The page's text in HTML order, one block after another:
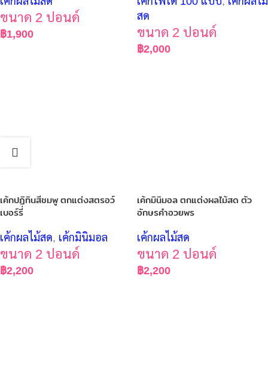
ขนาด 2 ปอนด์
฿1,900
สด
ขนาด 2 ปอนด์
฿2,000
เค้กปฏิทินสีชมพู ตกแต่งสตรอว์
เบอร์รี่
เค้กผลไม้สด, เค้กมินิมอล
ขนาด 2 ปอนด์
฿2,200
เค้กมินิมอล ตกแต่งผลไม้สด ตัว
อักษรคำอวยพร
เค้กผลไม้สด
ขนาด 2 ปอนด์
฿2,200